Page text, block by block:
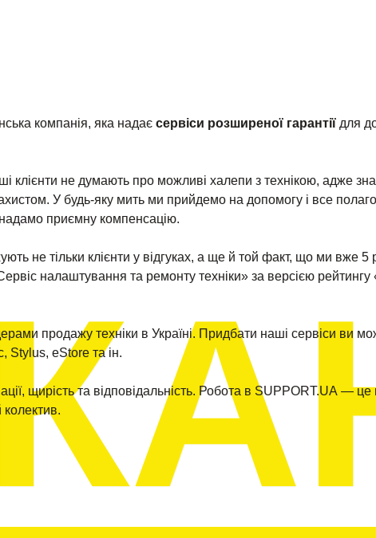
компанія, яка надає сервіси розширеної гарантії для
клієнти не думають про можливі халепи з технікою, адже
У будь-яку мить ми прийдемо на допомогу і все
приємну компенсацію.
не тільки клієнти у відгуках, а ще й той факт, що ми вже 5
налаштування та ремонту техніки» за версією рейтингу
продажу техніки в Україні. Придбати наші сервіси ви
Stylus, eStore та ін.
щирість та відповідальність. Робота в SUPPORT.UA — це
колектив.